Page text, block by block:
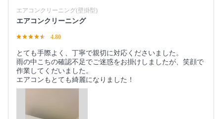
エアコンクリーニング(壁掛型)
エアコンクリーニング
4.80
とても手際よく、丁寧で親切に対応くださいました。
雨の中こちの確認不足でご迷惑をお掛けしましたが、笑顔で
作業してくだいました。
エアコンもとても綺麗になりました！